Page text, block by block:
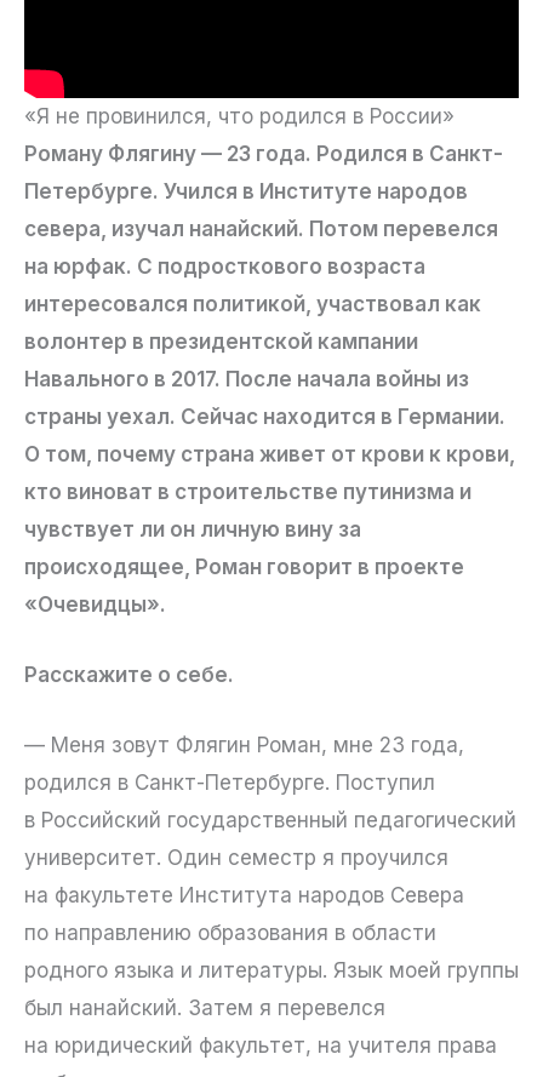
«Я не провинился, что родился в России»
Роману Флягину — 23 года. Родился в Санкт-
Петербурге. Учился в Институте народов
севера, изучал нанайский. Потом перевелся
на юрфак. С подросткового возраста
интересовался политикой, участвовал как
волонтер в президентской кампании
Навального в 2017. После начала войны из
страны уехал. Сейчас находится в Германии.
О том, почему страна живет от крови к крови,
кто виноват в строительстве путинизма и
чувствует ли он личную вину за
происходящее, Роман говорит в проекте
«Очевидцы».
Расскажите о себе.
— Меня зовут Флягин Роман, мне 23 года,
родился в Санкт-Петербурге. Поступил
в Российский государственный педагогический
университет. Один семестр я проучился
на факультете Института народов Севера
по направлению образования в области
родного языка и литературы. Язык моей группы
был нанайский. Затем я перевелся
на юридический факультет, на учителя права